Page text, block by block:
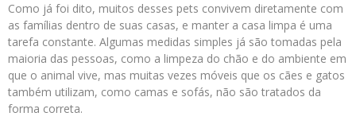
Como já foi dito, muitos desses pets convivem diretamente com
as famílias dentro de suas casas, e manter a casa limpa é uma
tarefa constante. Algumas medidas simples já são tomadas pela
maioria das pessoas, como a limpeza do chão e do ambiente em
que o animal vive, mas muitas vezes móveis que os cães e gatos
também utilizam, como camas e sofás, não são tratados da
forma correta.